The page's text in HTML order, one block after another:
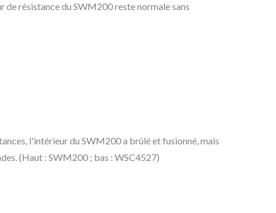
de résistance du SWM200 reste normale sans
l'intérieur du SWM200 a brûlé et fusionné, mais
(Haut : SWM200 ; bas : WSC4527)